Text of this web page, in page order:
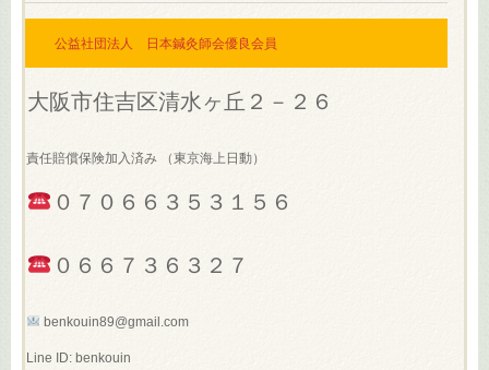
公益社団法人 日本鍼灸師会優良会員
大阪市住吉区清水ヶ丘２－２６
責任賠償保険加入済み （東京海上日動）
０７０６６３５３１５６
０６６７３６３２７
benkouin89@gmail.com
Line ID: benkouin